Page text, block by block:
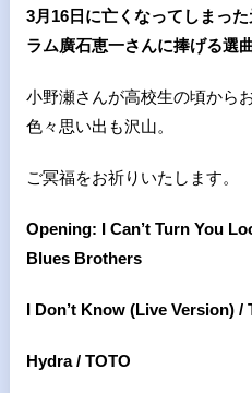
3月16日に亡くなってしまっ
ラム廣石恵一さんに捧げる選曲
小野瀬さんが高校生の頃から
色々思い出も沢山。
ご冥福をお祈りいたします。
Opening: I Can’t Turn You
Blues Brothers
I Don’t Know (Live Version)
Hydra / TOTO